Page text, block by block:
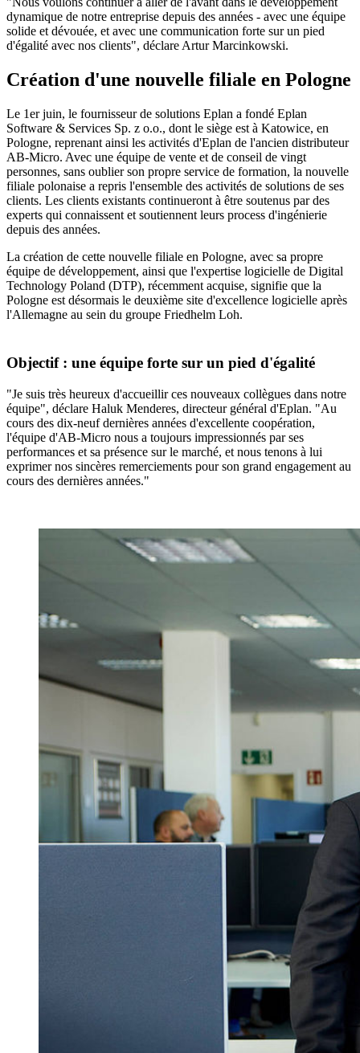
dynamique de notre entreprise depuis des années - avec une équipe
solide et dévouée, et avec une communication forte sur un pied
d'égalité avec nos clients", déclare Artur Marcinkowski.
Création d'une nouvelle filiale en Pologne
Le 1er juin, le fournisseur de solutions Eplan a fondé Eplan
Software & Services Sp. z o.o., dont le siège est à Katowice, en
Pologne, reprenant ainsi les activités d'Eplan de l'ancien distributeur
AB-Micro. Avec une équipe de vente et de conseil de vingt
personnes, sans oublier son propre service de formation, la nouvelle
filiale polonaise a repris l'ensemble des activités de solutions de ses
clients. Les clients existants continueront à être soutenus par des
experts qui connaissent et soutiennent leurs process d'ingénierie
depuis des années.
La création de cette nouvelle filiale en Pologne, avec sa propre
équipe de développement, ainsi que l'expertise logicielle de Digital
Technology Poland (DTP), récemment acquise, signifie que la
Pologne est désormais le deuxième site d'excellence logicielle après
l'Allemagne au sein du groupe Friedhelm Loh.
Objectif : une équipe forte sur un pied d'égalité
"Je suis très heureux d'accueillir ces nouveaux collègues dans notre
équipe", déclare Haluk Menderes, directeur général d'Eplan. "Au
cours des dix-neuf dernières années d'excellente coopération,
l'équipe d'AB-Micro nous a toujours impressionnés par ses
performances et sa présence sur le marché, et nous tenons à lui
exprimer nos sincères remerciements pour son grand engagement au
cours des dernières années."